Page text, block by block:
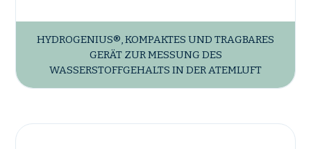
HYDROGENIUS®, KOMPAKTES UND TRAGBARES
GERÄT ZUR MESSUNG DES
WASSERSTOFFGEHALTS IN DER ATEMLUFT